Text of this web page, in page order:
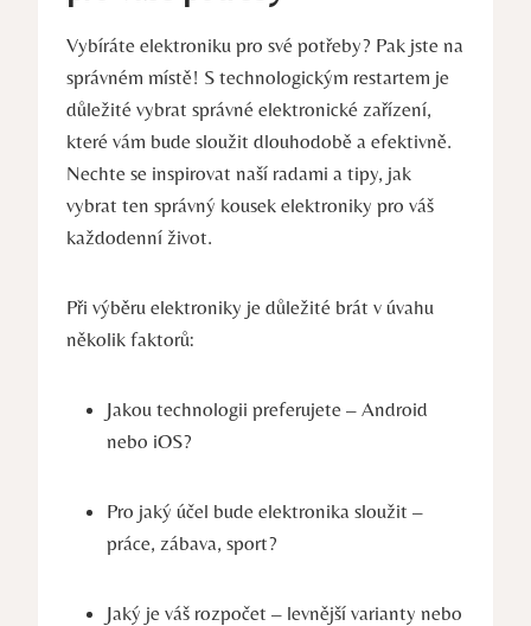
Vybíráte elektroniku pro své potřeby? Pak jste na
správném místě! S technologickým restartem je
důležité vybrat správné elektronické zařízení,
které vám bude sloužit dlouhodobě a efektivně.
Nechte se inspirovat naší radami a tipy, jak
vybrat ten správný kousek elektroniky pro váš
každodenní život.
Při výběru elektroniky je důležité brát v úvahu
několik faktorů:
Jakou technologii preferujete – Android
nebo iOS?
Pro jaký účel bude elektronika sloužit –
práce, zábava, sport?
Jaký je váš rozpočet – levnější varianty nebo